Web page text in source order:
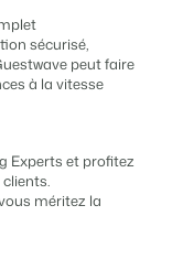
et marketing de
consultants
sécurisé,
peut faire
à la vitesse
Experts et profitez
méritez la